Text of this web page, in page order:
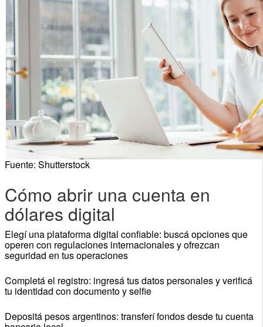
Fuente: Shutterstock
Cómo abrir una cuenta en
dólares digital
Elegí una plataforma digital confiable: buscá opciones que
operen con regulaciones internacionales y ofrezcan
seguridad en tus operaciones
Completá el registro: ingresá tus datos personales y verificá
tu identidad con documento y selfie
Depositá pesos argentinos: transferí fondos desde tu cuenta